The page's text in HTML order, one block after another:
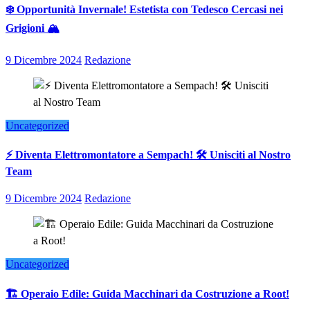
❄️ Opportunità Invernale! Estetista con Tedesco Cercasi nei
Grigioni 🏔️
9 Dicembre 2024 Redazione
Uncategorized
⚡ Diventa Elettromontatore a Sempach! 🛠️ Unisciti al Nostro
Team
9 Dicembre 2024 Redazione
Uncategorized
🏗️ Operaio Edile: Guida Macchinari da Costruzione a Root!